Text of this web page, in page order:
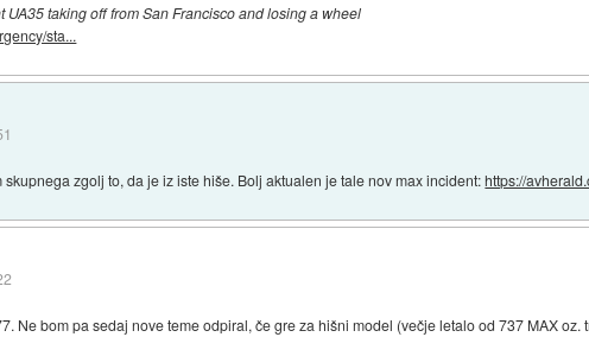
UA35 taking off from San Francisco and losing a wheel
sta...
skupnega zgolj to, da je iz iste hiše. Bolj aktualen je tale nov max incident:https://
Ne bom pa sedaj nove teme odpiral, če gre za hišni model (večje letalo od 737 MAX